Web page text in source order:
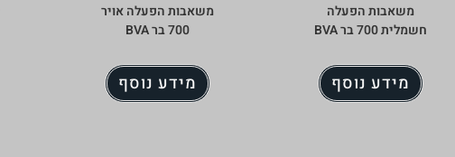
משאבות הפעלה
חשמלית 700 בר BVA
מידע נוסף
משאבות הפעלה אויר
700 בר BVA
מידע נוסף